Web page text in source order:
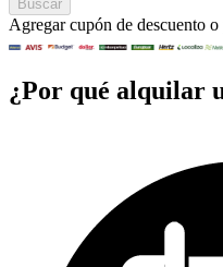
Buscar
Agregar cupón de descuento
¿Por qué alquilar